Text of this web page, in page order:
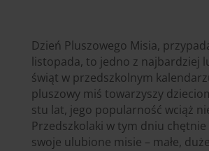
Dzień Pluszowego Misia,
listopada, to jedno z najbardziej
świąt w przedszkolnym
pluszowy miś towarzyszy
stu lat, jego popularność wciąż
Przedszkolaki w tym dniu chętnie
swoje ulubione misie – małe,